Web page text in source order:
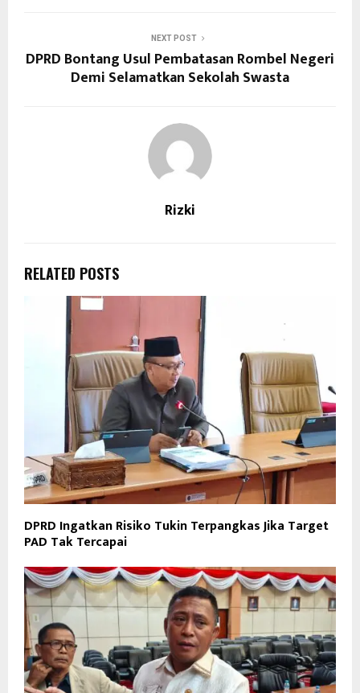
NEXT POST
DPRD Bontang Usul Pembatasan Rombel Negeri
Demi Selamatkan Sekolah Swasta
Rizki
RELATED POSTS
DPRD Ingatkan Risiko Tukin Terpangkas Jika Target
PAD Tak Tercapai